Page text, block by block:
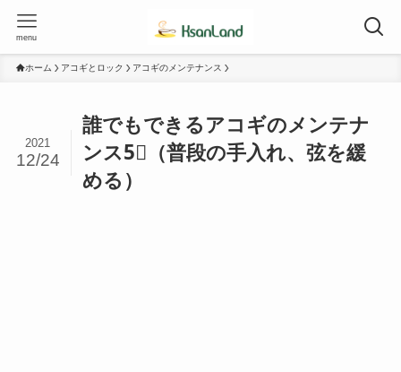
menu
ホーム アコギとロック アコギのメンテナンス
誰でもできるアコギのメンテナ
ンス5⃣（普段の手入れ、弦を緩
める）
2021
12/24